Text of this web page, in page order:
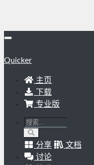
Quicker
主页
下载
专业版
分享
文档
讨论